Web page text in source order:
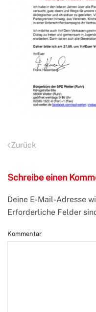
Zurück
Schreibe einen
Deine E-Mail-Adresse
Erforderliche Felder
Kommentar